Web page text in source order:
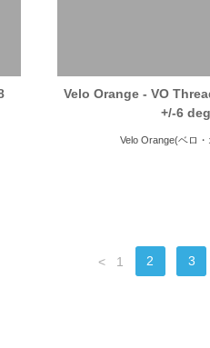
Velo Orange - VO
+/-6 deg
Velo Orange(ベロ
< 1 2 3